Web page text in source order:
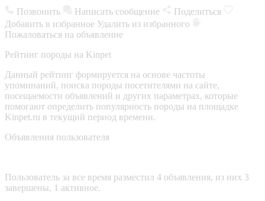
Позвонить Написать сообщение
Поделиться
Добавить в избранное Удалить из избранного
Пожаловаться на объявление
Рейтинг породы на Kinpet
Данный рейтинг формируется на основе частоты
упоминаний, поиска породы посетителями на сайте,
посещаемости объявлений и других параметрах, которые
помогают определить популярность породы на площадке
Kinpet.ru в текущий период времени.
Объявления пользователя
Пользователь за все время разместил 4 объявления, из них 3
завершены, 1 активное.